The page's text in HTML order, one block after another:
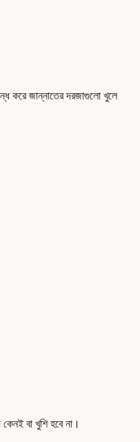
করে জান্নাতের দরজাগুলো খুলে
বা খুশি হবে না।